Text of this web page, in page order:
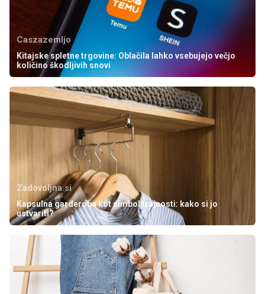
Caszazemljo
Kitajske spletne trgovine: Oblačila lahko vsebujejo večjo
količino škodljivih snovi
Zadovoljna.si
Kapsulna garderoba kot simbol trajnosti: kako si jo
ustvariti?